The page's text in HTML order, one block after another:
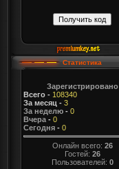
Статистика
Зарегистрировано
Всего- 108340
За месяц - 3
За неделю- 0
Вчера- 0
Сегодня- 0
Онлайн всего: 26
Гостей: 26
Пользователей: 0